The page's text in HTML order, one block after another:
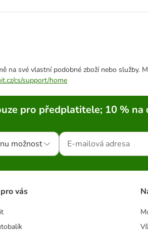
na své vlastní podobné zboží nebo
cs/support/home
pro předplatitele; 10 %
možnost
vás